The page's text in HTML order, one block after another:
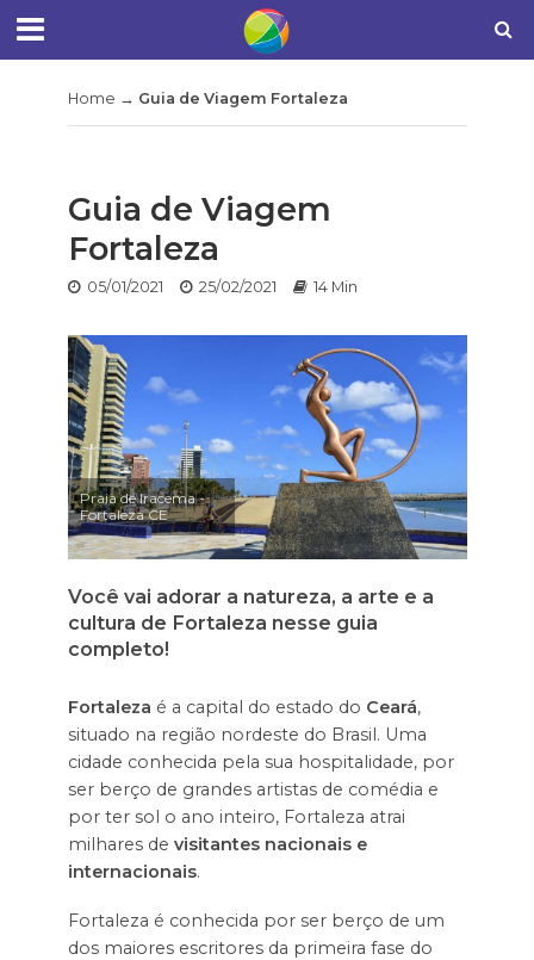
Home → Guia de Viagem Fortaleza
Guia de Viagem
Fortaleza
05/01/2021 25/02/2021 14 Min
Praia de Iracema -
Fortaleza CE
Você vai adorar a natureza, a arte e a
cultura de Fortaleza nesse guia
completo!
Fortaleza é a capital do estado do Ceará,
situado na região nordeste do Brasil. Uma
cidade conhecida pela sua hospitalidade, por
ser berço de grandes artistas de comédia e
por ter sol o ano inteiro, Fortaleza atrai
milhares de visitantes nacionais e
internacionais.
Fortaleza é conhecida por ser berço de um
dos maiores escritores da primeira fase do